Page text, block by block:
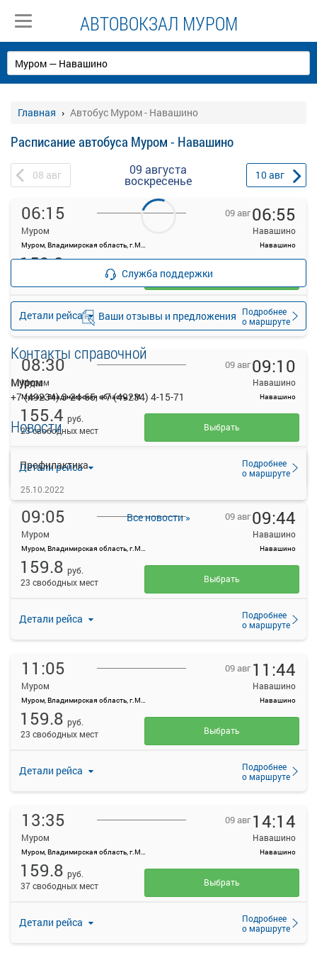
АВТОВОКЗАЛ МУРОМ
Главная Автобус Муром - Навашино
Расписание автобуса Муром - Навашино
08 авг 09 августа
воскресенье 10авг
06:15
Муром
Муром, Владимирская область, г.Муром, ул.Московская, д.94
09 авг06:55
Навашино
Навашино
Детали рейса
Подробнее
о маршруте
159.8
Выбрать
08:30
Муром
Муром, Владимирская область, г.Муром, ул.Московская, д.94
09 авг09:10
Навашино
Навашино
Детали рейса
Подробнее
о маршруте
155.4 руб.
23 свободных мест
Выбрать
09:05
Муром
Муром, Владимирская область, г.Муром, ул.Московская, д.94
09 авг09:44
Навашино
Навашино
Детали рейса
Подробнее
о маршруте
159.8 руб.
23 свободных мест
Выбрать
11:05
Муром
Муром, Владимирская область, г.Муром, ул.Московская, д.94
09 авг 11:44
Навашино
Навашино
Детали рейса
Подробнее
о маршруте
159.8 руб.
23 свободных мест
Выбрать
13:35
Муром
Муром, Владимирская область, г.Муром, ул.Московская, д.94
09 авг 14:14
Навашино
Навашино
Детали рейса
Подробнее
о маршруте
159.8 руб.
37 свободных мест
Выбрать
Служба поддержки
Ваши отзывы и предложения
Контакты справочной
Муром
+7 (49234) 3-24-65, +7 (49234) 4-15-71
Новости
Профилактика
25.10.2022
Все новости »